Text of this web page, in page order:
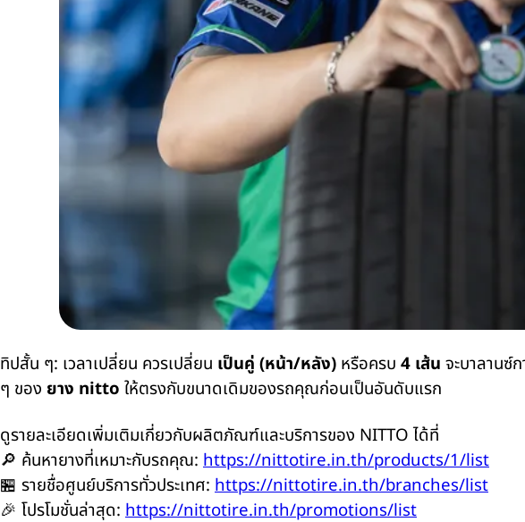
ทิปสั้น ๆ: เวลาเปลี่ยน ควรเปลี่ยน เป็นคู่ (หน้า/หลัง) หรือครบ 4 เส้น จะบาลานซ์
ๆ ของ ยาง nitto ให้ตรงกับขนาดเดิมของรถคุณก่อนเป็นอันดับแรก
ดูรายละเอียดเพิ่มเติมเกี่ยวกับผลิตภัณฑ์และบริการของ NITTO ได้ที่
🔎 ค้นหายางที่เหมาะกับรถคุณ: https://nittotire.in.th/products/1/list
🏪 รายชื่อศูนย์บริการทั่วประเทศ: https://nittotire.in.th/branches/list
🎉 โปรโมชั่นล่าสุด: https://nittotire.in.th/promotions/list